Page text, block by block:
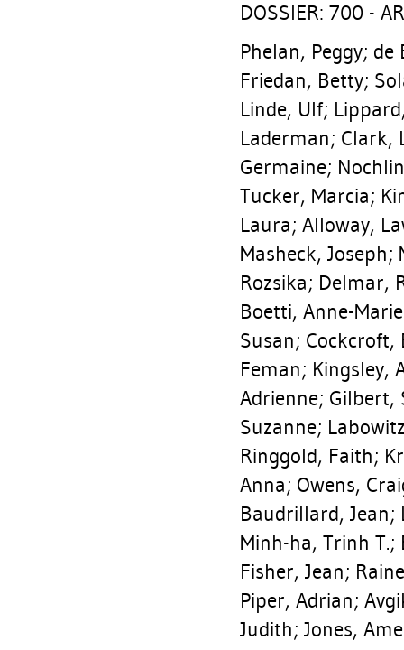
DOSSIER: 700 -
Phelan, Peggy; de
Friedan, Betty;
Linde, Ulf;
Laderman; Clark,
Germaine;
Tucker, Marcia;
Laura; Alloway,
Masheck, Joseph;
Rozsika; Delmar,
Boetti, Anne-Marie
Susan; Cockcroft,
Feman; Kingsley,
Adrienne; Gilbert,
Suzanne;
Ringgold, Faith;
Anna; Owens,
Baudrillard, Jean;
Minh-ha, Trinh T.;
Fisher, Jean;
Piper, Adrian;
Judith; Jones,